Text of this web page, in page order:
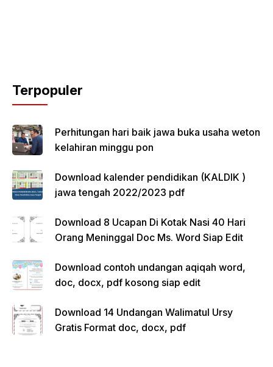
Terpopuler
Perhitungan hari baik jawa buka usaha weton
kelahiran minggu pon
Download kalender pendidikan (KALDIK )
jawa tengah 2022/2023 pdf
Download 8 Ucapan Di Kotak Nasi 40 Hari
Orang Meninggal Doc Ms. Word Siap Edit
Download contoh undangan aqiqah word,
doc, docx, pdf kosong siap edit
Download 14 Undangan Walimatul Ursy
Gratis Format doc, docx, pdf